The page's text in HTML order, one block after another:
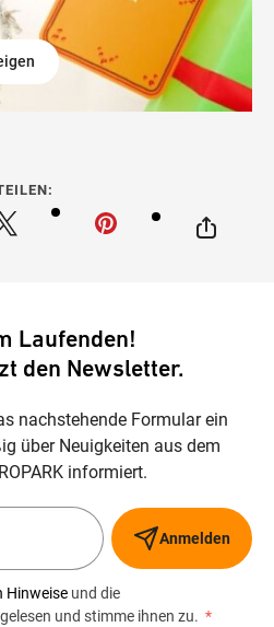
Laufenden!
den Newsletter.
nachstehende Formular ein
über Neuigkeiten aus dem
informiert.
Anmelden
Hinweise und die
gelesen und stimme ihnen zu. *